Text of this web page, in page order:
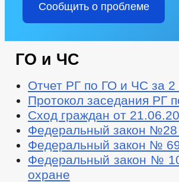
Сообщить о проблеме
ГО и ЧС
Отчет РГ по ГО и ЧС за 2
Протокол заседания РГ
Сход граждан от
Федеральный закон
Федеральный закон №
Федеральный закон №
охране